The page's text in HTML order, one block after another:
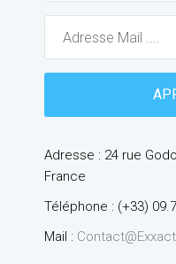
Adresse : 24 rue
France
Téléphone : (+33)
Mail :